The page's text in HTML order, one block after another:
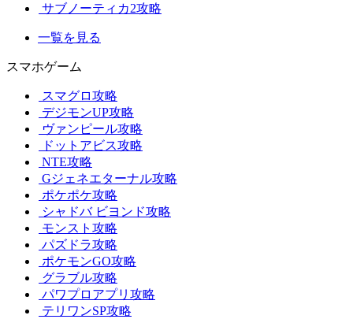
サブノーティカ2攻略
一覧を見る
スマホゲーム
スマグロ攻略
デジモンUP攻略
ヴァンピール攻略
ドットアビス攻略
NTE攻略
Gジェネエターナル攻略
ポケポケ攻略
シャドバ ビヨンド攻略
モンスト攻略
パズドラ攻略
ポケモンGO攻略
グラブル攻略
パワプロアプリ攻略
テリワンSP攻略